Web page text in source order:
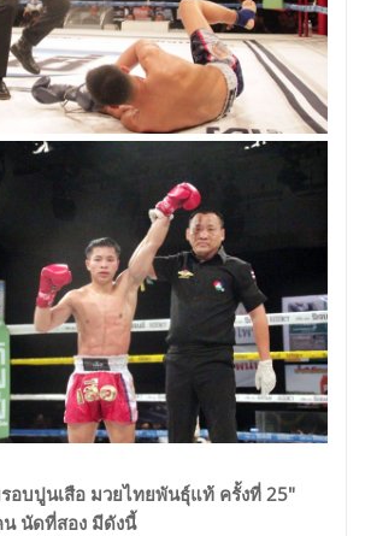
อบปูนเสือ มวยไทยพันธุ์แท้ ครั้งที่ 25"
น นัดที่สอง มีดังนี้